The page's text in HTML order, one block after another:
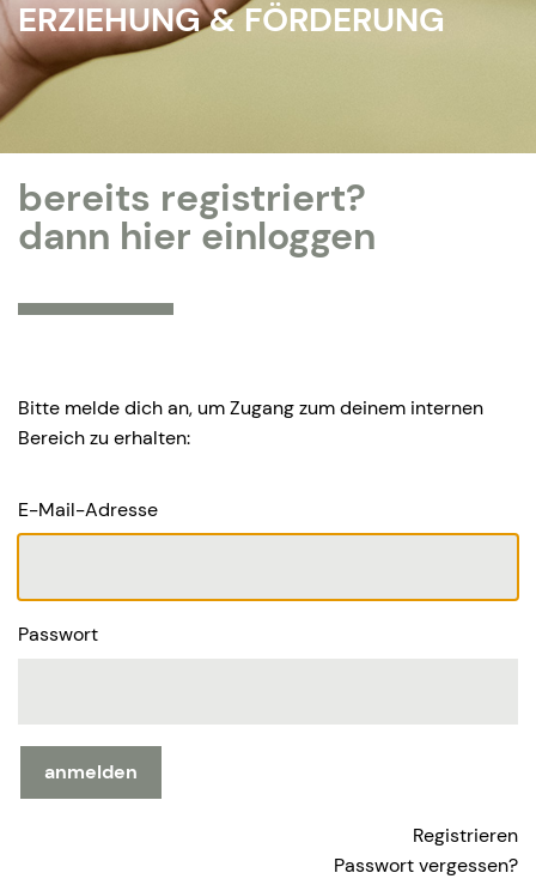
ERZIEHUNG & FÖRDERUNG
bereits registriert?
dann hier einloggen
Bitte melde dich an, um Zugang zum deinem internen
Bereich zu erhalten:
E-Mail-Adresse
Passwort
anmelden
Registrieren
Passwort vergessen?